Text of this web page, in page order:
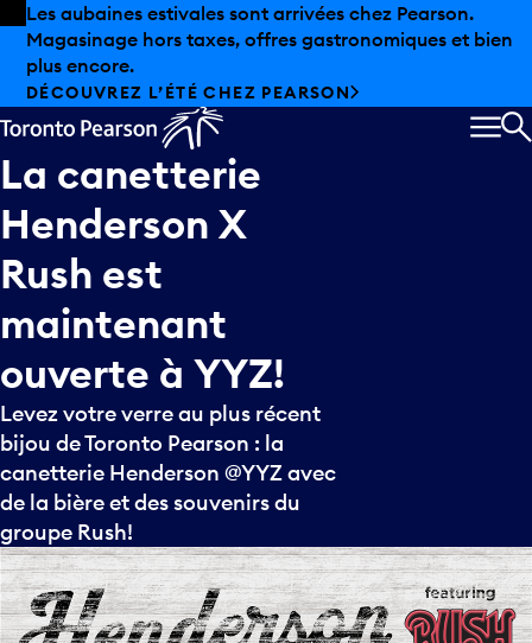
Skip to offers
Passer au contenu principal
Les aubaines estivales sont arrivées chez Pearson.
Magasinage hors taxes, offres gastronomiques et bien
plus encore.
DÉCOUVREZ L’ÉTÉ CHEZ PEARSON
La canetterie
Henderson X
Rush est
maintenant
ouverte à YYZ!
Levez votre verre au plus récent
bijou de Toronto Pearson : la
canetterie Henderson @YYZ avec
de la bière et des souvenirs du
groupe Rush!